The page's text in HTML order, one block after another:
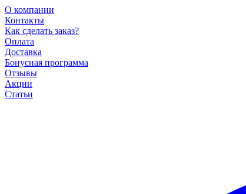
О компании
Контакты
Как сделать заказ?
Оплата
Доставка
Бонусная программа
Отзывы
Акции
Статьи